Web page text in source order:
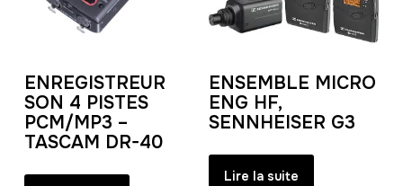
ENREGISTREUR
SON 4 PISTES
PCM/MP3 –
TASCAM DR-40
ENSEMBLE MICRO
ENG HF,
SENNHEISER G3
Lire la suite